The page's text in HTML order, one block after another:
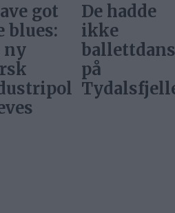
hadde
Vi kan
ikke møte
alle nye
nærings­
initiativer